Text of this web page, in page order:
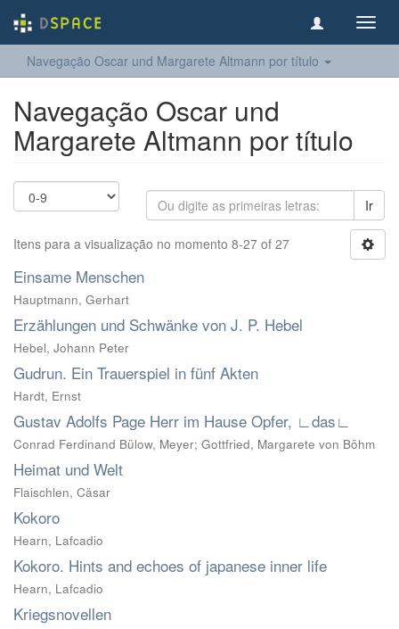
Navegação Oscar und Margarete Altmann por título
Navegação Oscar und
Margarete Altmann por título
Ir
Itens para a visualização no momento 8-27 of 27
Einsame Menschen
Hauptmann, Gerhart
Erzählungen und Schwänke von J. P. Hebel
Hebel, Johann Peter
Gudrun. Ein Trauerspiel in fünf Akten
Hardt, Ernst
Gustav Adolfs Page Herr im Hause Opfer, ∟das∟
Conrad Ferdinand Bülow, Meyer; Gottfried, Margarete von Böhm
Heimat und Welt
Flaischlen, Cäsar
Kokoro
Hearn, Lafcadio
Kokoro. Hints and echoes of japanese inner life
Hearn, Lafcadio
Kriegsnovellen